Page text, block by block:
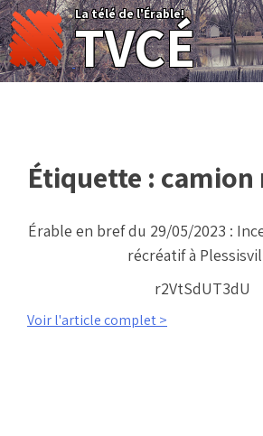
Skip
to
content
La télé de l'Érable!
TVCÉ
Étiquette : camion
Érable en bref du 29/05/2023 :
récréatif à
r2VtSdUT3dU
Voir l'article complet >